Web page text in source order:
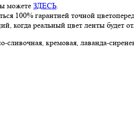
можете ЗДЕСЬ
100% гарантией точной
когда реальный цвет ленты будет
кремовая, лаванда-